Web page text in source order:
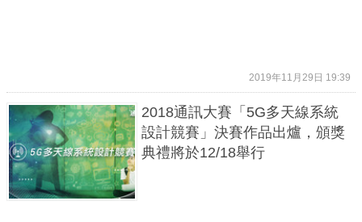
2019年11月29日 19:39
2018通訊大賽「5G多天線系統
設計競賽」決賽作品出爐，頒獎
典禮將於12/18舉行